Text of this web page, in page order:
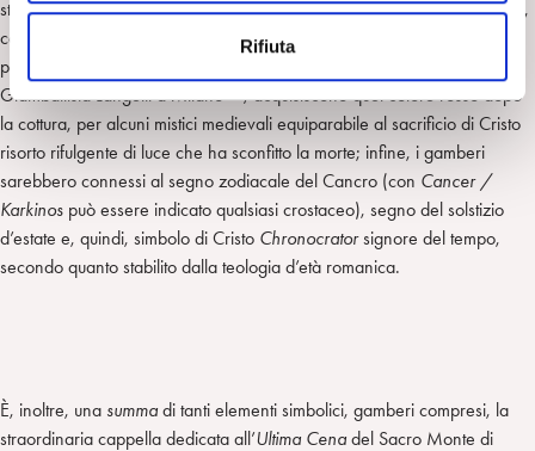
n
Rifiuta
studiosi avrebbero un intento antisemita (i gamberi camminano a ritroso,
così come fanno coloro che rifuggono la verità di Cristo); per altri, al
pari di altri crostacei – come con l’aragosta nella
Giambattista Langetti a Milano –, acquisiscono quel colore rosso dopo
la cottura, per alcuni mistici medievali equiparabile al sacrificio di Cristo
risorto rifulgente di luce che ha sconfitto la morte; infine, i gamberi
sarebbero connessi al segno zodiacale del Cancro (con Cancer /
Karkinos può essere indicato qualsiasi crostaceo), segno del solstizio
d’estate e, quindi, simbolo di Cristo Chronocratorsignore del tempo,
secondo quanto stabilito dalla teologia d’età romanica.
È, inoltre, una summadi tanti elementi simbolici, gamberi compresi, la
straordinaria cappella dedicata all’Ultima Cenadel Sacro Monte di